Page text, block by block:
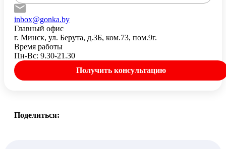
inbox@gonka.by
Главный офис
г. Минск, ул. Берута, д.3Б, ком.73, пом.9г.
Время работы
Пн-Вс: 9.30-21.30
Получить консультацию
Поделиться: